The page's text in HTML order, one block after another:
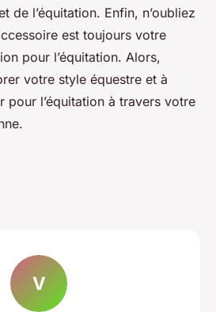
de l’équitation. Enfin, n’oubliez
est toujours votre
pour l’équitation. Alors,
votre style équestre et à
pour l’équitation à travers votre
V